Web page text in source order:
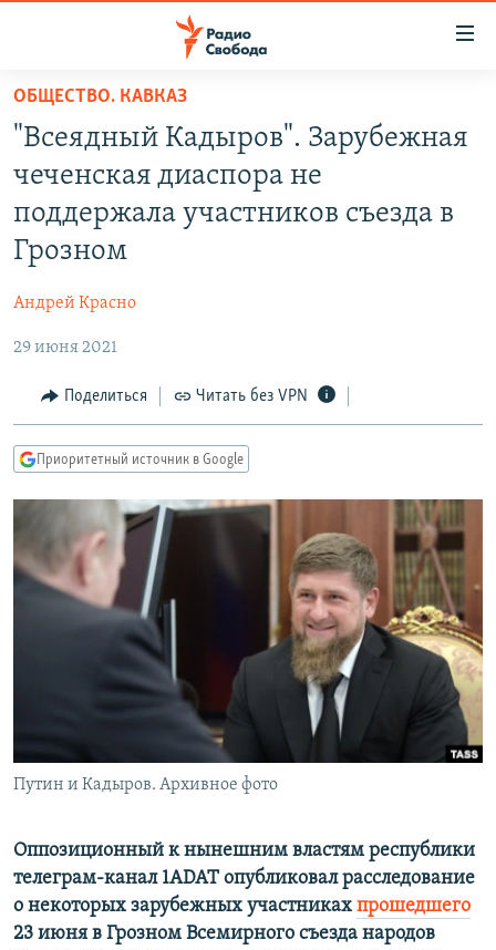
упрощенного
доступа
основному
содержанию
Вернутся
навигации
Вернутся
поиску
ПРОГРАММЫ
ПОДКАСТЫ
ЦИТАТЫ СВОБОДЫ
КУЛЬТУРА
IDEL.РЕАЛИИ
КАВКАЗ.РЕАЛИИ
СИБИРЬ.РЕАЛИИ
РАСПИСАНИЕ ВЕЩАНИЯ
ПОДПИШИТЕСЬ НА РАССЫЛКУ
СОЦИАЛЬНЫЕ СЕТИ
Все сайты РСЕ/РС
ОБЩЕСТВО. КАВКАЗ
"Всеядный Кадыров". Зарубежная
чеченская диаспора не
поддержала участников съезда в
Грозном
Андрей Красно
29 июня 2021
Поделиться Читать без VPN
Приоритетный источник в Google
Путин и Кадыров. Архивное фото
Оппозиционный к нынешним властям республики
телеграм-канал 1ADAT опубликовал расследование
о некоторых зарубежных участниках прошедшего
23 июня в Грозном Всемирного съезда народов